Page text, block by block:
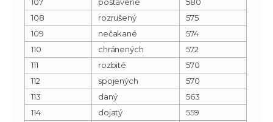
108
rozrušený
575
109
nečakané
574
110
chránených
572
111
rozbité
570
112
spojených
570
113
daný
563
114
dojatý
559